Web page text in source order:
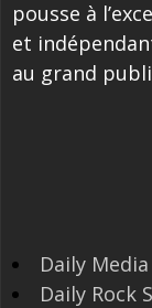
pousse à
et
au grand
Daily Media
Daily Rock